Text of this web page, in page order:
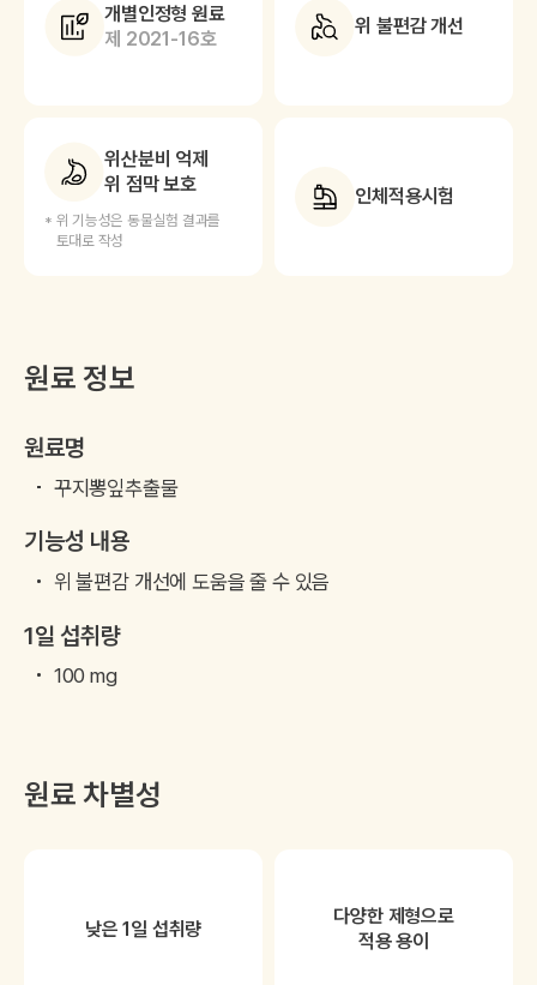
개별인정형 원료
제 2021-16호
위 불편감 개선
위산분비 억제
위 점막 보호
위 기능성은 동물실험 결과를
토대로 작성
인체적용시험
원료 정보
원료명
꾸지뽕잎추출물
기능성 내용
위 불편감 개선에 도움을 줄 수 있음
1일 섭취량
100 mg
원료 차별성
낮은 1일 섭취량
다양한 제형으로
적용 용이